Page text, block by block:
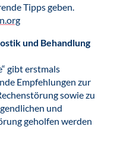
Tipps geben.
und Behandlung
gibt erstmals
Empfehlungen zur
sowie zu
und
geholfen werden